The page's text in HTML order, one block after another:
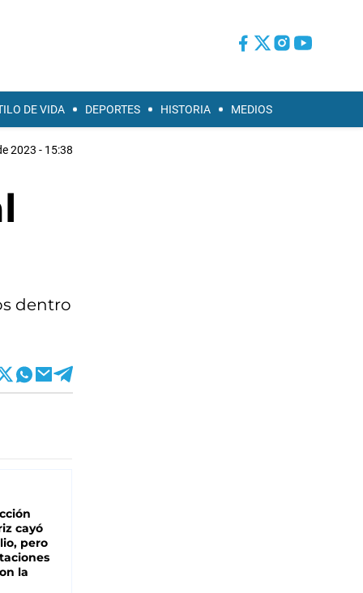
DE VIDA DEPORTES HISTORIA MEDIOS
2023 - 15:38
dentro
cayó
pero
la